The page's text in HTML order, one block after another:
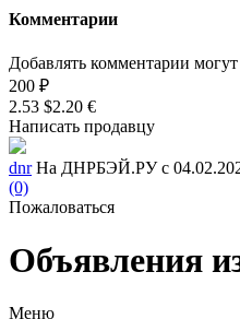
Комментарии
Добавлять комментарии
200 ₽
2.53 $2.20 €
Написать продавцу
dnr На ДНРБЭЙ.РУ с
(0)
Пожаловаться
Объявления
Меню